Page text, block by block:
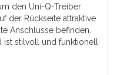
den Uni-Q-Treiber
der Rückseite attraktive
Anschlüsse befinden.
stilvoll und funktionell